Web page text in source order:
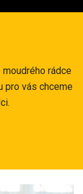
rádce
pro vás chceme